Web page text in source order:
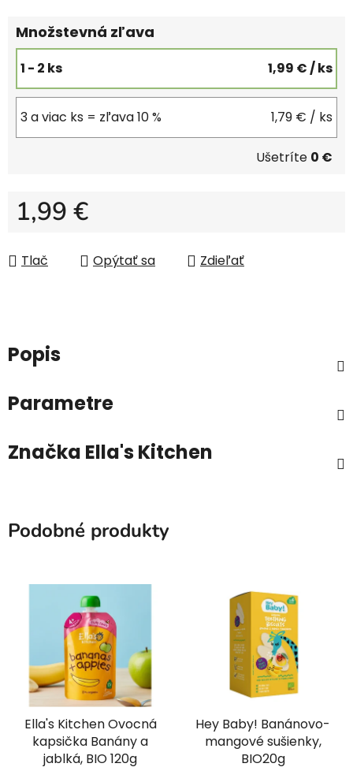
Množstevná zľava
1 - 2 ks 1,99 €/ ks
3 a viac ks = zľava 10 % 1,79 € / ks
Ušetríte 0 €
1,99 €
Tlač
Opýtať sa Zdieľať
Popis
Parametre
Značka Ella's Kitchen
Podobné produkty
Ella's Kitchen Ovocná
kapsička Banány a
jablká, BIO 120g
Hey Baby! Banánovo-
mangové sušienky,
BIO20g